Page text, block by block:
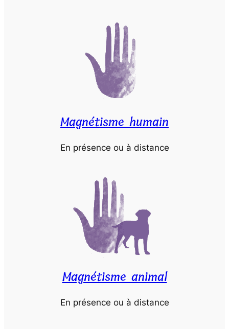
Magnétisme humain
En présence ou à distance
Magnétisme animal
En présence ou à distance